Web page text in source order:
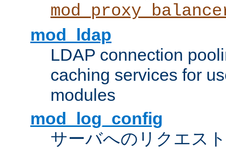
mod_ldap
LDAP connection
caching services for
modules
mod_log_config
サーバへのリクエス